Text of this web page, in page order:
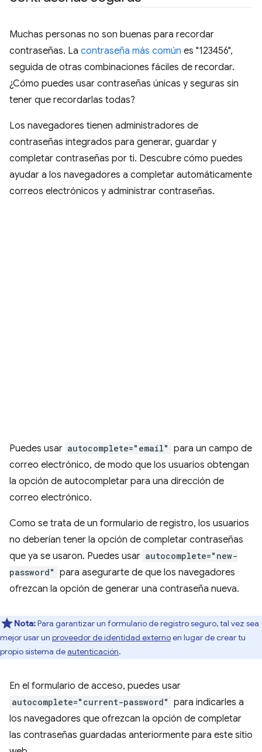
Muchas personas no son buenas para recordar
contraseñas. La contraseña más común es "123456",
seguida de otras combinaciones fáciles de recordar.
¿Cómo puedes usar contraseñas únicas y seguras sin
tener que recordarlas todas?
Los navegadores tienen administradores de
contraseñas integrados para generar, guardar y
completar contraseñas por ti. Descubre cómo puedes
ayudar a los navegadores a completar automáticamente
correos electrónicos y administrar contraseñas.
Puedes usar autocomplete="email" para un campo de
correo electrónico, de modo que los usuarios obtengan
la opción de autocompletar para una dirección de
correo electrónico.
Como se trata de un formulario de registro, los usuarios
no deberían tener la opción de completar contraseñas
que ya se usaron. Puedes usar autocomplete="new-
password" para asegurarte de que los navegadores
ofrezcan la opción de generar una contraseña nueva.
Nota:Para garantizar un formulario de registro seguro, tal vez sea
mejor usar un proveedor de identidad externoen lugar de crear tu
propio sistema deautenticación.
En el formulario de acceso, puedes usar
autocomplete="current-password" para indicarles a
los navegadores que ofrezcan la opción de completar
las contraseñas guardadas anteriormente para este sitio